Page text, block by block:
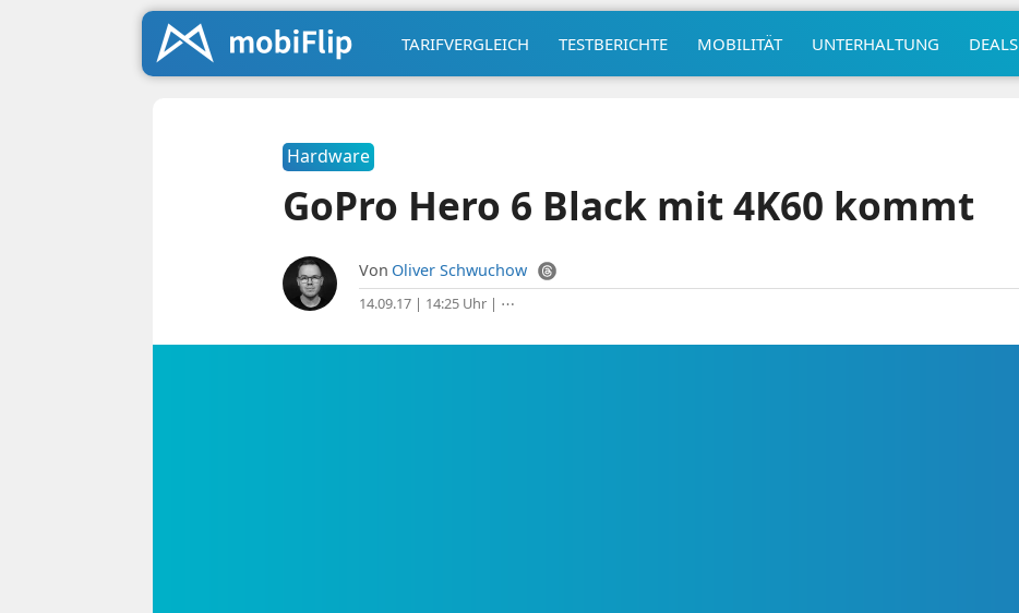
TARIFVERGLEICH TESTBERICHTE MOBILITÄT UNTERHALTUNG DEALS
Hardware
GoPro Hero 6 Black mit 4K60 kommt
Von Oliver Schwuchow
14.09.17 | 14:25 Uhr| ⋯